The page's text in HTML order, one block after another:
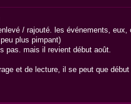
/ rajouté. les événements,
plus pimpant)
pas. mais il revient début août.
et de lecture, il se peut que